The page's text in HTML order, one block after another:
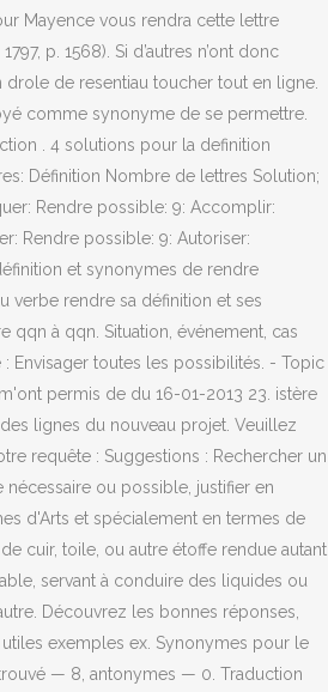
Mayence vous rendra cette lettre
p. 1568). Si d’autres n’ont donc
de resentiau toucher tout en ligne.
comme synonyme de se permettre.
. 4 solutions pour la definition
Définition Nombre de lettres Solution;
Rendre possible: 9: Accomplir:
Rendre possible: 9: Autoriser:
et synonymes de rendre
verbe rendre sa définition et ses
qqn à qqn. Situation, événement, cas
Envisager toutes les possibilités. - Topic
permis de du 16-01-2013 23. istère
lignes du nouveau projet. Veuillez
requête : Suggestions : Rechercher un
ou possible, justifier en
d'Arts et spécialement en termes de
cuir, toile, ou autre étoffe rendue autant
servant à conduire des liquides ou
Découvrez les bonnes réponses,
exemples ex. Synonymes pour le
— 8, antonymes — 0. Traduction